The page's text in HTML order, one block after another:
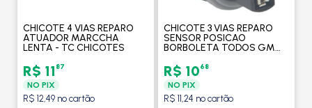
CHICOTE 4 VIAS REPARO
ATUADOR MARCCHA
LENTA - TC CHICOTES
R$ 11 87
NO PIX
R$ 12,49 no cartão
CHICOTE 3 VIAS REPARO
SENSOR POSICAO
BORBOLETA TODOS GM
CHICOTES
R$ 1068
NO PIX
R$ 11,24 no cartão